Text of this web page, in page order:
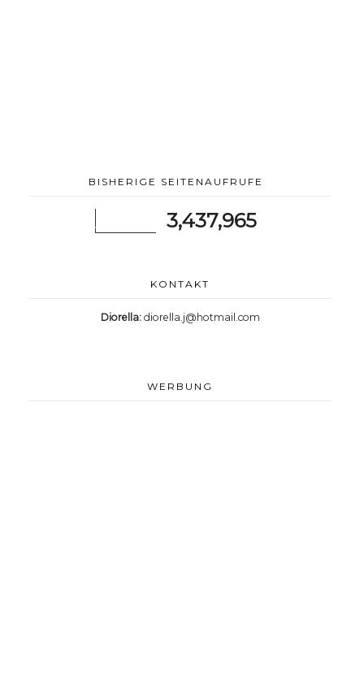
BISHERIGE SEITENAUFRUFE
3,437,965
KONTAKT
Diorella: diorella.j@hotmail.com
WERBUNG